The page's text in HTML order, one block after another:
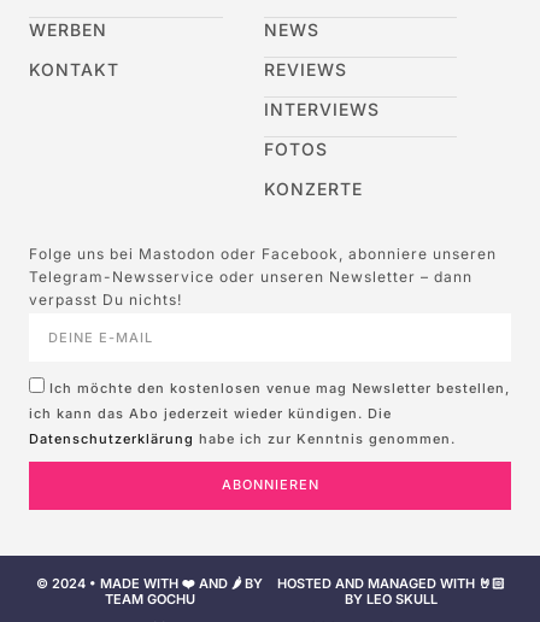
WERBEN
KONTAKT
NEWS
REVIEWS
INTERVIEWS
FOTOS
KONZERTE
Folge uns bei Mastodon oder Facebook, abonniere unseren
Telegram-Newsservice oder unseren Newsletter – dann
verpasst Du nichts!
Ich möchte den kostenlosen venue mag Newsletter bestellen,
ich kann das Abo jederzeit wieder kündigen. Die
Datenschutzerklärung habe ich zur Kenntnis genommen.
ABONNIEREN
© 2024 • MADE WITH ❤️ AND 🌶️ BY
TEAM GOCHU
HOSTED AND MANAGED WITH 🤘🏻
BY LEO SKULL